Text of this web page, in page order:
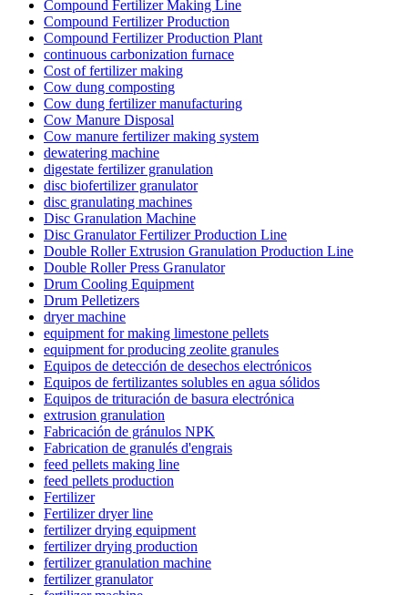
Compound Fertilizer Making Line
Compound Fertilizer Production
Compound Fertilizer Production Plant
continuous carbonization furnace
Cost of fertilizer making
Cow dung composting
Cow dung fertilizer manufacturing
Cow Manure Disposal
Cow manure fertilizer making system
dewatering machine
digestate fertilizer granulation
disc biofertilizer granulator
disc granulating machines
Disc Granulation Machine
Disc Granulator Fertilizer Production Line
Double Roller Extrusion Granulation Production Line
Double Roller Press Granulator
Drum Cooling Equipment
Drum Pelletizers
dryer machine
equipment for making limestone pellets
equipment for producing zeolite granules
Equipos de detección de desechos electrónicos
Equipos de fertilizantes solubles en agua sólidos
Equipos de trituración de basura electrónica
extrusion granulation
Fabricación de gránulos NPK
Fabrication de granulés d'engrais
feed pellets making line
feed pellets production
Fertilizer
Fertilizer dryer line
fertilizer drying equipment
fertilizer drying production
fertilizer granulation machine
fertilizer granulator